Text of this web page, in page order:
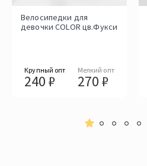
Велосипедки для
девочки COLOR цв.Фукси
Крупный опт
240 ₽
Мелкий опт
270 ₽